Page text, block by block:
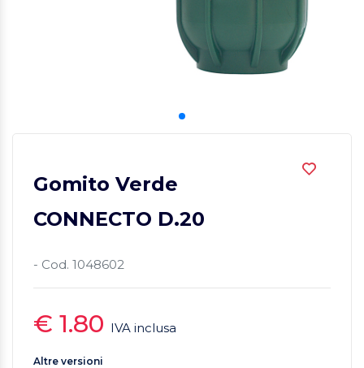
Gomito Verde
CONNECTO D.20
- Cod. 1048602
€ 1.80 IVA inclusa
Altre versioni